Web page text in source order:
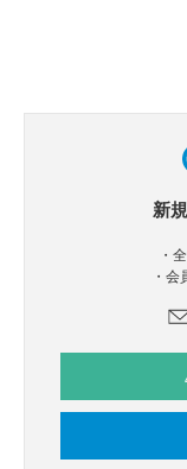
新
・
・